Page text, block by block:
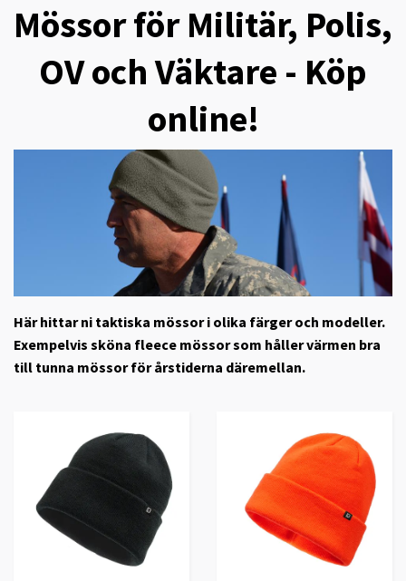
Mössor för Militär, Polis,
OV och Väktare - Köp
online!
Här hittar ni taktiska mössor i olika färger och modeller.
Exempelvis sköna fleece mössor som håller värmen bra
till tunna mössor för årstiderna däremellan.